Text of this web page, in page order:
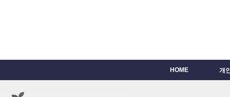
HOME 개